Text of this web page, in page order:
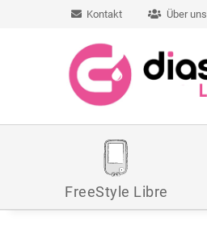
Kontakt Über uns
FreeStyle Libre